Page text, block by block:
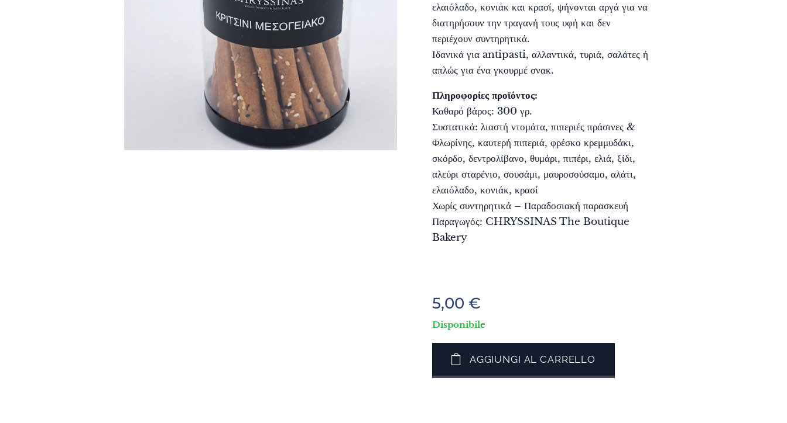
ελαιόλαδο, κονιάκ και κρασί, ψήνονται αργά για να
διατηρήσουν την τραγανή τους υφή και δεν
περιέχουν συντηρητικά.
Ιδανικά για antipasti, αλλαντικά, τυριά, σαλάτες ή
απλώς για ένα γκουρμέ σνακ.
Πληροφορίες προϊόντος:
Καθαρό βάρος: 300 γρ.
Συστατικά: λιαστή ντομάτα, πιπεριές πράσινες &
Φλωρίνης, καυτερή πιπεριά, φρέσκο κρεμμυδάκι,
σκόρδο, δεντρολίβανο, θυμάρι, πιπέρι, ελιά, ξίδι,
αλεύρι σταρένιο, σουσάμι, μαυροσούσαμο, αλάτι,
ελαιόλαδο, κονιάκ, κρασί
Χωρίς συντηρητικά – Παραδοσιακή παρασκευή
Παραγωγός: CHRYSSINAS The Boutique
Bakery
5,00 €
Disponibile
AGGIUNGI AL CARRELLO